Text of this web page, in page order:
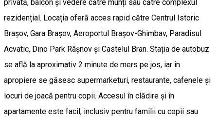
privată, balcon și vedere către munți sau către complexul
rezidențial. Locația oferă acces rapid către Centrul Istoric
Brașov, Gara Brașov, Aeroportul Brașov-Ghimbav, Paradisul
Acvatic, Dino Park Râșnov și Castelul Bran. Stația de autobuz
se află la aproximativ 2 minute de mers pe jos, iar în
apropiere se găsesc supermarketuri, restaurante, cafenele și
locuri de joacă pentru copii. Accesul în clădire și în
apartamente este facil, inclusiv pentru familii cu copii sau